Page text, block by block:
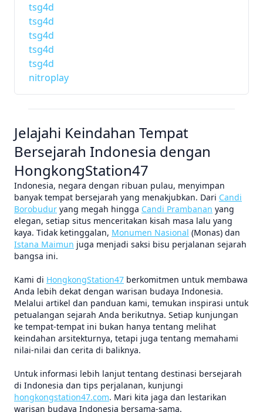
tsg4d
tsg4d
tsg4d
tsg4d
tsg4d
nitroplay
Jelajahi Keindahan Tempat
Bersejarah Indonesia dengan
HongkongStation47
Indonesia, negara dengan ribuan pulau, menyimpan
banyak tempat bersejarah yang menakjubkan. Dari Candi
Borobudur yang megah hingga Candi Prambanan yang
elegan, setiap situs menceritakan kisah masa lalu yang
kaya. Tidak ketinggalan, Monumen Nasional (Monas) dan
Istana Maimun juga menjadi saksi bisu perjalanan sejarah
bangsa ini.
Kami di HongkongStation47 berkomitmen untuk membawa
Anda lebih dekat dengan warisan budaya Indonesia.
Melalui artikel dan panduan kami, temukan inspirasi untuk
petualangan sejarah Anda berikutnya. Setiap kunjungan
ke tempat-tempat ini bukan hanya tentang melihat
keindahan arsitekturnya, tetapi juga tentang memahami
nilai-nilai dan cerita di baliknya.
Untuk informasi lebih lanjut tentang destinasi bersejarah
di Indonesia dan tips perjalanan, kunjungi
hongkongstation47.com. Mari kita jaga dan lestarikan
warisan budaya Indonesia bersama-sama.